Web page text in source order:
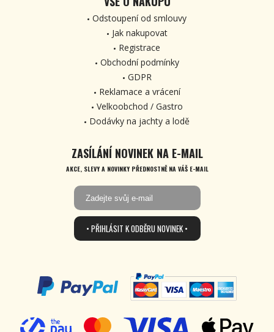
Odstoupení od smlouvy
Jak nakupovat
Registrace
Obchodní podmínky
GDPR
Reklamace a vrácení
Velkoobchod / Gastro
Dodávky na jachty a lodě
ZASÍLÁNÍ NOVINEK NA E-MAIL
AKCE, SLEVY A NOVINKY PŘEDNOSTNĚ NA VÁŠ E-MAIL
• PŘIHLÁSIT K ODBĚRU NOVINEK •